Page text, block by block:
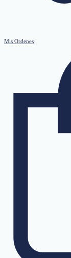
Mis Ordenes